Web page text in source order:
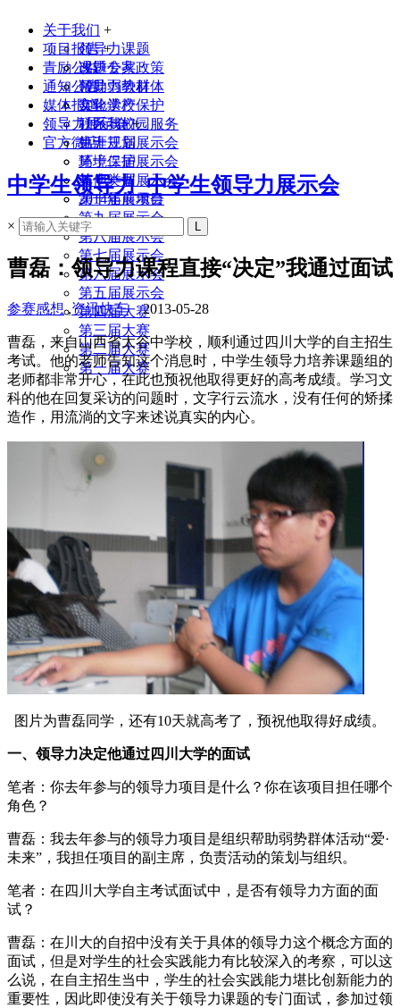
关于我们 +
领导力课题
课题专家
领导力教材
实验学校
联系我们
项目报告 +
改进公共政策
帮助弱势群体
文化遗产保护
社区与校园服务
生涯规划
环境保护
其他类型
2014年前项目
青励公益
通知公告
媒体报道
领导力展示会 +
第十三届展示会
第十二届展示会
第十一届展示会
第十届展示会
第九届展示会
第八届展示会
第七届展示会
第六届展示会
第五届展示会
第四届大赛
第三届大赛
第二届大赛
第一届大赛
官方微店
中学生领导力_中学生领导力展示会
×
曹磊：领导力课程直接“决定”我通过面试
参赛感想,资讯快车2013-05-28
曹磊，来自山西省太谷中学校，顺利通过四川大学的自主招生
考试。他的老师告知这个消息时，中学生领导力培养课题组的
老师都非常开心，在此也预祝他取得更好的高考成绩。学习文
科的他在回复采访的问题时，文字行云流水，没有任何的矫揉
造作，用流淌的文字来述说真实的内心。
图片为曹磊同学，还有10天就高考了，预祝他取得好成绩。
一、领导力决定他通过四川大学的面试
笔者：你去年参与的领导力项目是什么？你在该项目担任哪个
角色？
曹磊：我去年参与的领导力项目是组织帮助弱势群体活动“爱·
未来”，我担任项目的副主席，负责活动的策划与组织。
笔者：在四川大学自主考试面试中，是否有领导力方面的面
试？
曹磊：在川大的自招中没有关于具体的领导力这个概念方面的
面试，但是对学生的社会实践能力有比较深入的考察，可以这
么说，在自主招生当中，学生的社会实践能力堪比创新能力的
重要性，因此即使没有关于领导力课题的专门面试，参加过领